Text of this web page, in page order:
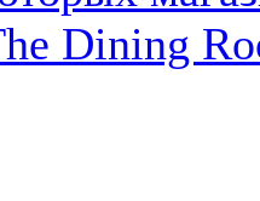
Dining